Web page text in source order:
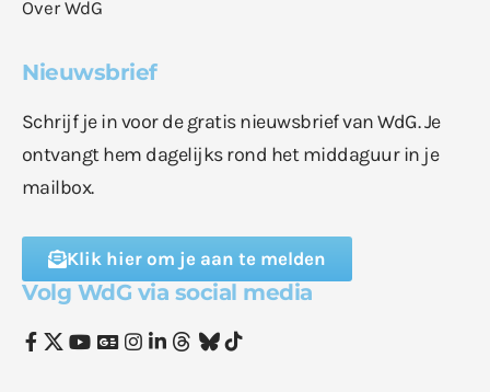
Over WdG
Nieuwsbrief
Schrijf je in voor de gratis nieuwsbrief van WdG. Je
ontvangt hem dagelijks rond het middaguur in je
mailbox.
Klik hier om je aan te melden
Volg WdG via social media